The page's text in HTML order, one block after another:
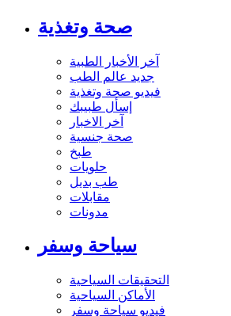
صحة وتغذية
آخر الأخبار الطبية
جديد عالم الطب
فيديو صحة وتغذية
إسأل طبيبك
آخر الاخبار
صحة جنسية
طبخ
حلويات
طب بديل
مقابلات
مدونات
سياحة وسفر
التحقيقات السياحية
الأماكن السياحية
فيديو سياحة وسفر